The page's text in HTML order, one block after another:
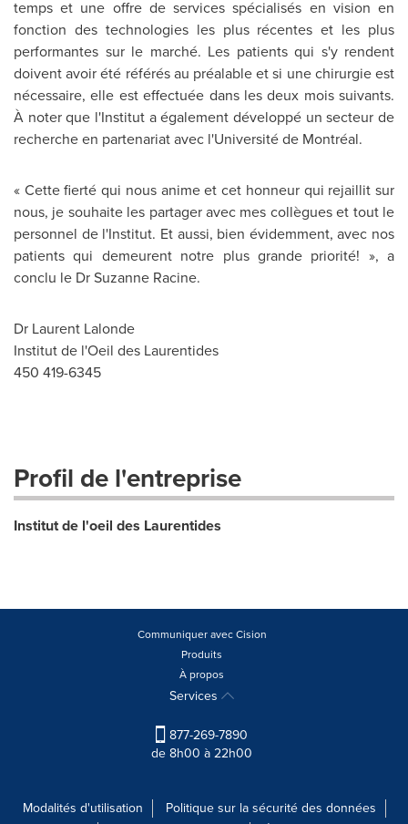
temps et une offre de services spécialisés en vision en
fonction des technologies les plus récentes et les plus
performantes sur le marché. Les patients qui s'y rendent
doivent avoir été référés au préalable et si une chirurgie est
nécessaire, elle est effectuée dans les deux mois suivants.
À noter que l'Institut a également développé un secteur de
recherche en partenariat avec l'Université de Montréal.
« Cette fierté qui nous anime et cet honneur qui rejaillit sur
nous, je souhaite les partager avec mes collègues et tout le
personnel de l'Institut. Et aussi, bien évidemment, avec nos
patients qui demeurent notre plus grande priorité! », a
conclu le DrSuzanne Racine.
Dr Laurent Lalonde
Institut de l'Oeil des Laurentides
450 419-6345
Profil de l'entreprise
Institut de l'oeil des Laurentides
Communiquer avec Cision
Produits
À propos
Services
877-269-7890
de 8h00 à 22h00
Modalités d'utilisation
Politique sur la sécurité des données